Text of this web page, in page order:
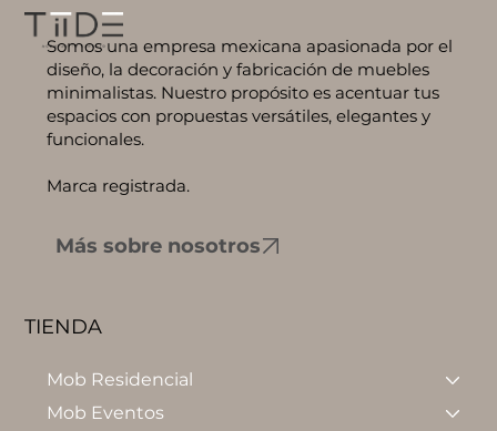
Somos una empresa mexicana apasionada por el
diseño, la decoración y fabricación de muebles
minimalistas. Nuestro propósito es acentuar tus
espacios con propuestas versátiles, elegantes y
funcionales.
Marca registrada.
Más sobre nosotros
TIENDA
Mob Residencial
Mob Eventos